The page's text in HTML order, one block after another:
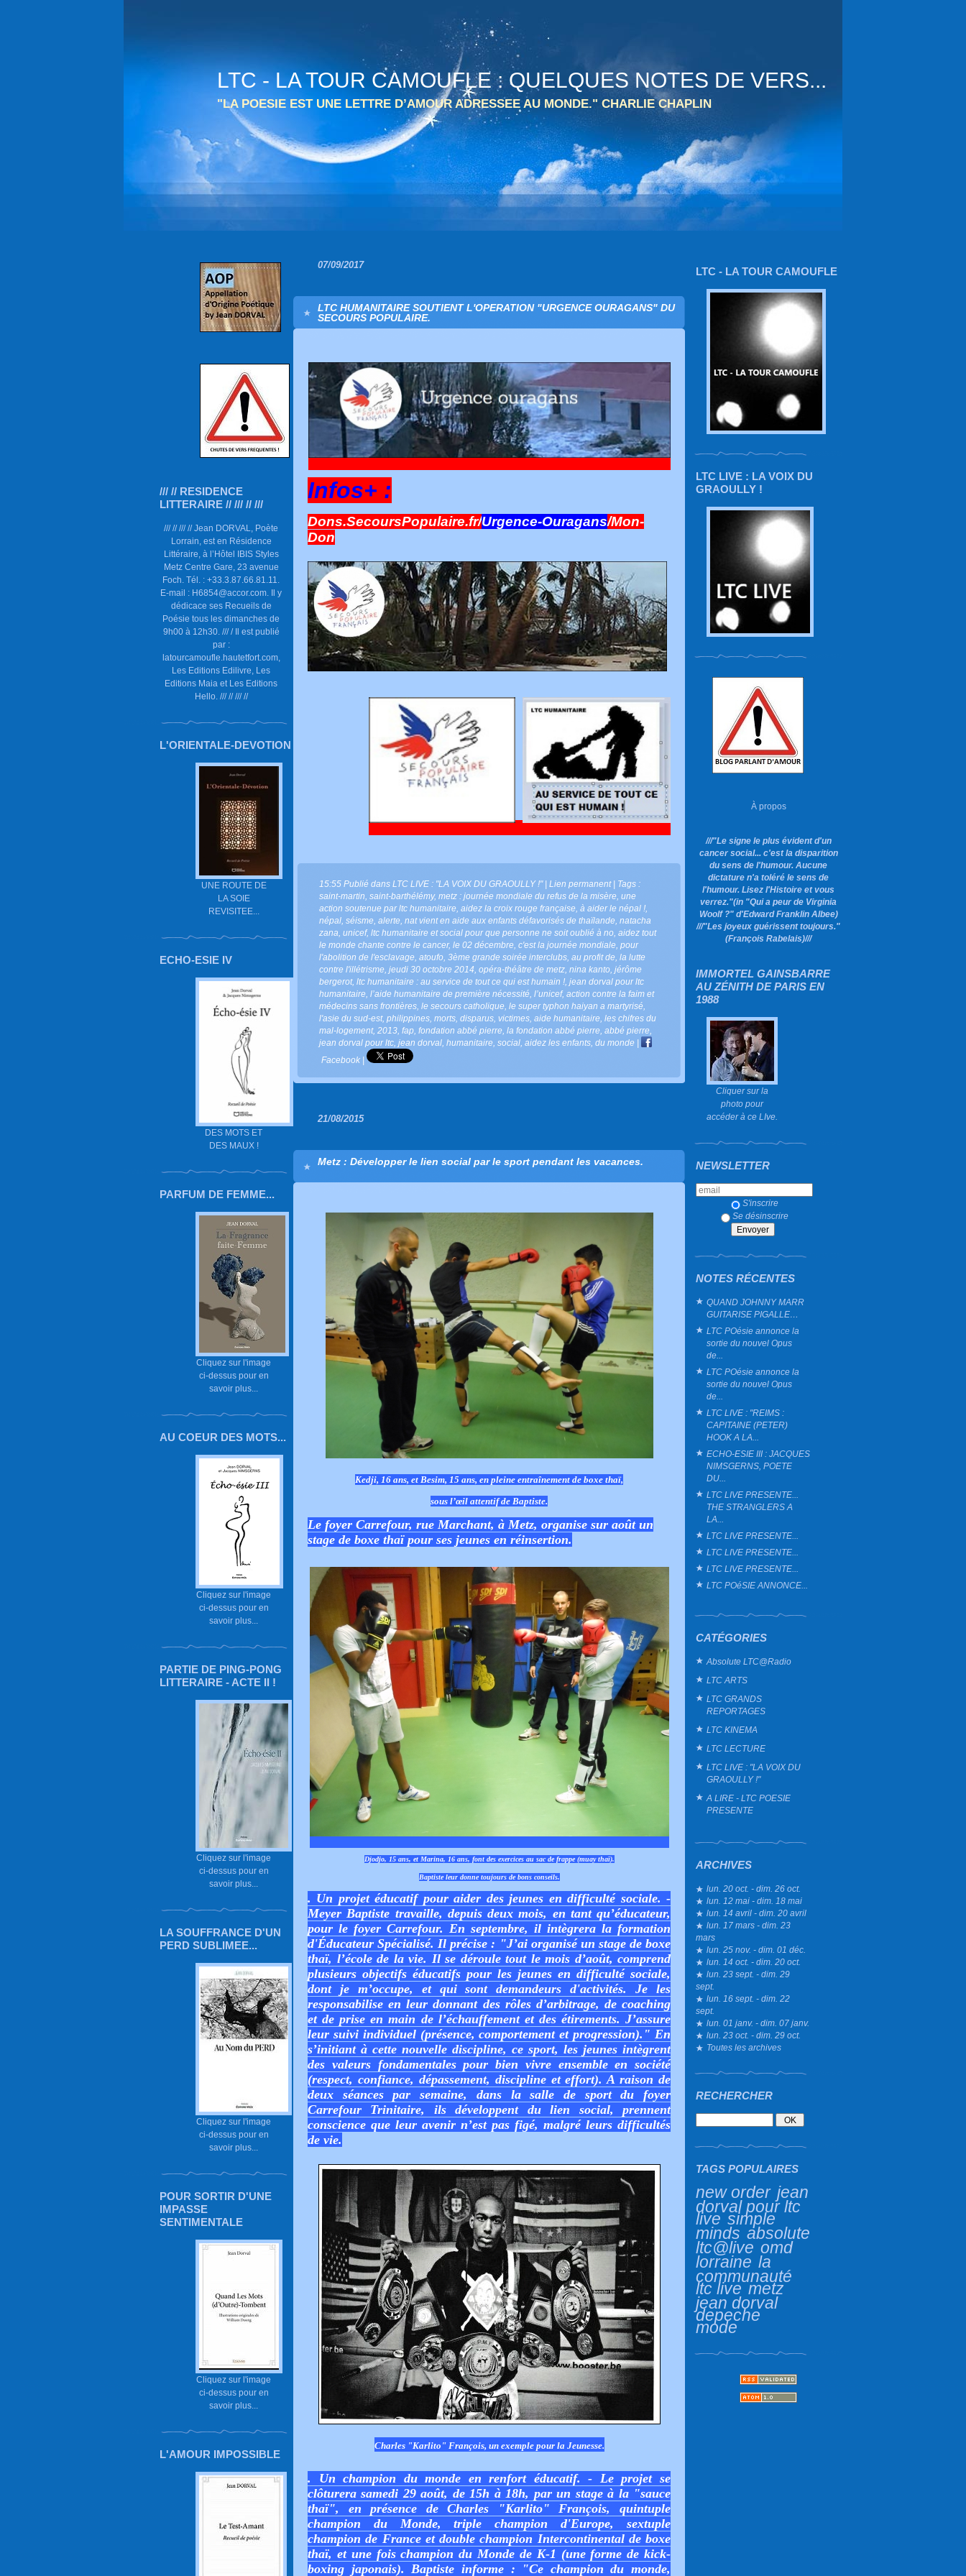
LTC - LA TOUR CAMOUFLE : QUELQUES NOTES DE VERS...
"LA POESIE EST UNE LETTRE D’AMOUR ADRESSEE AU MONDE." CHARLIE CHAPLIN
/// // RESIDENCE
LITTERAIRE // /// // ///
/// // /// // Jean DORVAL, Poète
Lorrain, est en Résidence
Littéraire, à l’Hôtel IBIS Styles
Metz Centre Gare, 23 avenue
Foch. Tél. : +33.3.87.66.81.11.
E-mail : H6854@accor.com. Il y
dédicace ses Recueils de
Poésie tous les dimanches de
9h00 à 12h30. /// / Il est publié
par :
latourcamoufle.hautetfort.com,
Les Editions Edilivre, Les
Editions Maia et Les Editions
Hello. /// // /// //
L'ORIENTALE-DEVOTION
UNE ROUTE DE
LA SOIE
REVISITEE...
ECHO-ESIE IV
DES MOTS ET
DES MAUX !
PARFUM DE FEMME...
Cliquez sur l'image
ci-dessus pour en
savoir plus...
AU COEUR DES MOTS...
Cliquez sur l'image
ci-dessus pour en
savoir plus...
PARTIE DE PING-PONG
LITTERAIRE - ACTE II !
Cliquez sur l'image
ci-dessus pour en
savoir plus...
LA SOUFFRANCE D'UN
PERD SUBLIMEE...
Cliquez sur l'image
ci-dessus pour en
savoir plus...
POUR SORTIR D'UNE
IMPASSE
SENTIMENTALE
Cliquez sur l'image
ci-dessus pour en
savoir plus...
L'AMOUR IMPOSSIBLE
LTC - LA TOUR CAMOUFLE
LTC LIVE : LA VOIX DU
GRAOULLY !
À propos
///"Le signe le plus évident d'un
cancer social... c'est la disparition
du sens de l'humour. Aucune
dictature n'a toléré le sens de
l'humour. Lisez l'Histoire et vous
verrez."(in "Qui a peur de Virginia
Woolf ?"d'Edward Franklin Albee)
///"Les joyeux guérissent toujours."
(François Rabelais)///
IMMORTEL GAINSBARRE
AU ZÉNITH DE PARIS EN
1988
Cliquer sur la
photo pour
accéder à ce LIve.
NEWSLETTER
S'inscrire
Se désinscrire
NOTES RÉCENTES
QUAND JOHNNY MARR
GUITARISE PIGALLE…
LTC POésie annonce la
sortie du nouvel Opus
de...
LTC POésie annonce la
sortie du nouvel Opus
de...
LTC LIVE : "REIMS :
CAPITAINE (PETER)
HOOK A LA...
ECHO-ESIE III : JACQUES
NIMSGERNS, POETE
DU...
LTC LIVE PRESENTE...
THE STRANGLERS A
LA...
LTC LIVE PRESENTE...
LTC LIVE PRESENTE...
LTC LIVE PRESENTE...
LTC POéSIE ANNONCE...
CATÉGORIES
Absolute LTC@Radio
LTC ARTS
LTC GRANDS
REPORTAGES
LTC KINEMA
LTC LECTURE
LTC LIVE : "LA VOIX DU
GRAOULLY !"
A LIRE - LTC POESIE
PRESENTE
ARCHIVES
lun. 20 oct. - dim. 26 oct.
lun. 12 mai - dim. 18 mai
lun. 14 avril - dim. 20 avril
lun. 17 mars - dim. 23
mars
lun. 25 nov. - dim. 01 déc.
lun. 14 oct. - dim. 20 oct.
lun. 23 sept. - dim. 29
sept.
lun. 16 sept. - dim. 22
sept.
lun. 01 janv. - dim. 07 janv.
lun. 23 oct. - dim. 29 oct.
Toutes les archives
RECHERCHER
TAGS POPULAIRES
new order jean
dorval pour ltc
live simple
minds absolute
ltc@live omd
lorraine la
communauté
ltc live metz
jean dorval
depeche
mode
07/09/2017
LTC HUMANITAIRE SOUTIENT L'OPERATION "URGENCE OURAGANS" DU
SECOURS POPULAIRE.
Infos+ :
Dons.SecoursPopulaire.fr/Urgence-Ouragans/Mon-
Don
15:55 Publié dans LTC LIVE : "LA VOIX DU GRAOULLY !"| Lien permanent| Tags :
saint-martin saint-barthélémy, metz : journée mondiale du refus de la misère une
action soutenue par ltc humanitaire aidez la croix rouge française à aider le népal !
népal séisme alerte nat vient en aide aux enfants défavorisés de thaïlande natacha
zana unicef, ltc humanitaire et social pour que personne ne soit oublié à no aidez tout
le monde chante contre le cancer, le 02 décembre c'est la journée mondiale pour
l'abolition de l'esclavage atoufo 3ème grande soirée interclubs au profit de la lutte
contre l'illétrisme jeudi 30 octobre 2014 opéra-théâtre de metz nina kanto jérôme
bergerot, ltc humanitaire : au service de tout ce qui est humain ! jean dorval pour ltc
humanitaire l’aide humanitaire de première nécessité l’unicef, action contre la faim et
médecins sans frontières le secours catholique le super typhon haiyan a martyrisé
l'asie du sud-est, philippines morts disparus victimes aide humanitaire les chifres du
mal-logement, 2013 fap fondation abbé pierre la fondation abbé pierre abbé pierre
jean dorval pour ltc jean dorval humanitaire social aidez les enfants du monde |
Facebook |
21/08/2015
Metz : Développer le lien social par le sport pendant les vacances.
Kedji, 16 ans, et Besim, 15 ans, en pleine entraînement de boxe thaï,
sous l’œil attentif de Baptiste.
Le foyer Carrefour, rue Marchant, à Metz, organise sur août un
stage de boxe thaï pour ses jeunes en réinsertion.
Djodjo, 15 ans, et Marina, 16 ans, font des exercices au sac de frappe (muay thaï).
Baptiste leur donne toujours de bons conseils.
. Un projet éducatif pour aider des jeunes en difficulté sociale. -
Meyer Baptiste travaille, depuis deux mois, en tant qu’éducateur,
pour le foyer Carrefour. En septembre, il intègrera la formation
d'Éducateur Spécialisé. Il précise : "J’ai organisé un stage de boxe
thaï, l’école de la vie. Il se déroule tout le mois d’août, comprend
plusieurs objectifs éducatifs pour les jeunes en difficulté sociale,
dont je m’occupe, et qui sont demandeurs d'activités. Je les
responsabilise en leur donnant des rôles d’arbitrage, de coaching
et de prise en main de l’échauffement et des étirements. J’assure
leur suivi individuel (présence, comportement et progression)." En
s’initiant à cette nouvelle discipline, ce sport, les jeunes intègrent
des valeurs fondamentales pour bien vivre ensemble en société
(respect, confiance, dépassement, discipline et effort). A raison de
deux séances par semaine, dans la salle de sport du foyer
Carrefour Trinitaire, ils développent du lien social, prennent
conscience que leur avenir n’est pas figé, malgré leurs difficultés
de vie.
Charles "Karlito" François, un exemple pour la Jeunesse.
. Un champion du monde en renfort éducatif. - Le projet se
clôturera samedi 29 août, de 15h à 18h, par un stage à la "sauce
thaï", en présence de Charles "Karlito" François, quintuple
champion du Monde, triple champion d'Europe, sextuple
champion de France et double champion Intercontinental de boxe
thaï, et une fois champion du Monde de K-1 (une forme de kick-
boxing japonais). Baptiste informe : "Ce champion du monde,